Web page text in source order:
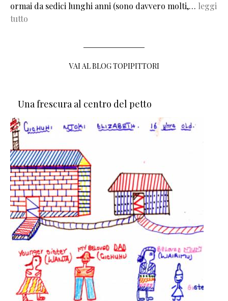
ormai da sedici lunghi anni (sono davvero molti,… leggi
tutto
VAI AL BLOG TOPIPITTORI
Una frescura al centro del petto